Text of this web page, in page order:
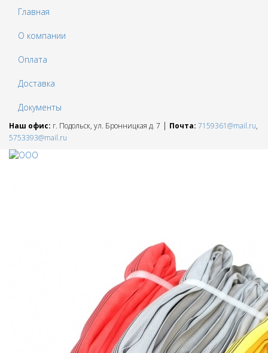
Главная
О компании
Оплата
Доставка
Документы
Наш офис: г. Подольск, ул. Бронницкая д. 7 | Почта: 7159361@mail.ru,
5753393@mail.ru